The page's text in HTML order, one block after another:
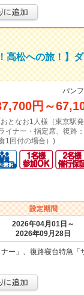
高松への旅！】
パン
円 ～
となお1人様（東京駅
イナー・指定席、復路
1回付の場合）)
2026年04月01日～
2026年09月28日
ー」、復路寝台特急「